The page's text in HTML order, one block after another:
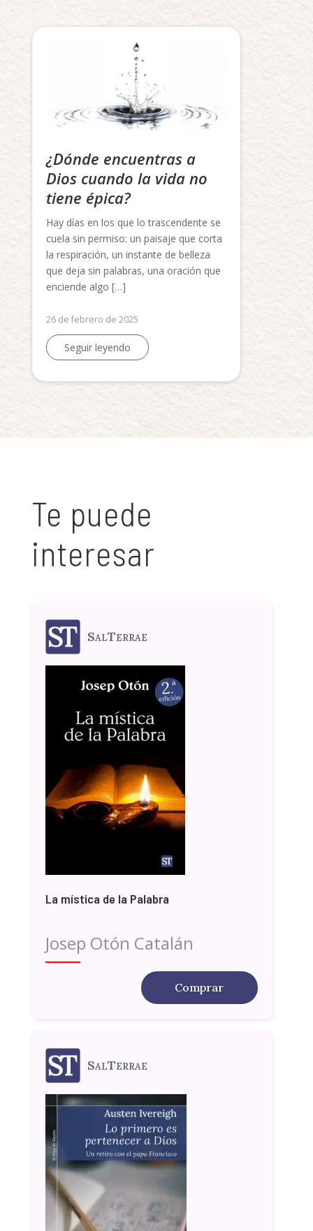
¿Dónde encuentras a
Dios cuando la vida no
tiene épica?
Hay días en los que lo trascendente se
cuela sin permiso: un paisaje que corta
la respiración, un instante de belleza
que deja sin palabras, una oración que
enciende algo […]
26 de febrero de 2025
Seguir leyendo
Te puede
interesar
SalTerrae
La mística de la Palabra
Josep Otón Catalán
Comprar
SalTerrae